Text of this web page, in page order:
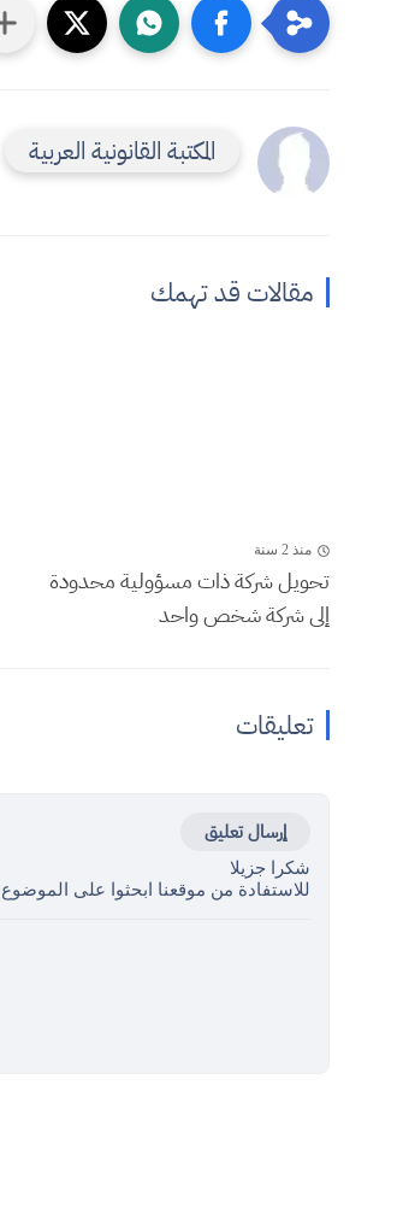
المكتبة القانونية العربية
مقالات قد تهمك
منذ 2 سنة
تحويل شركة ذات مسؤولية محدودة
إلى شركة شخص واحد
تعليقات
إرسال تعليق
شكرا جزيلا
للاستفادة من موقعنا ابحثوا على